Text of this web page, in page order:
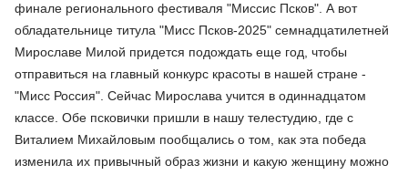
финале регионального фестиваля "Миссис Псков". А вот
обладательнице титула "Мисс Псков-2025" семнадцатилетней
Мирославе Милой придется подождать еще год, чтобы
отправиться на главный конкурс красоты в нашей стране -
"Мисс Россия". Сейчас Мирослава учится в одиннадцатом
классе. Обе псковички пришли в нашу телестудию, где с
Виталием Михайловым пообщались о том, как эта победа
изменила их привычный образ жизни и какую женщину можно